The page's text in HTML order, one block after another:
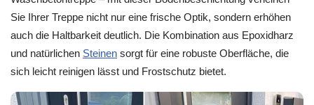
Sie Ihrer Treppe nicht nur eine frische Optik, sondern erhöhen
auch die Haltbarkeit deutlich. Die Kombination aus Epoxidharz
und natürlichen Steinen sorgt für eine robuste Oberfläche, die
sich leicht reinigen lässt und Frostschutz bietet.